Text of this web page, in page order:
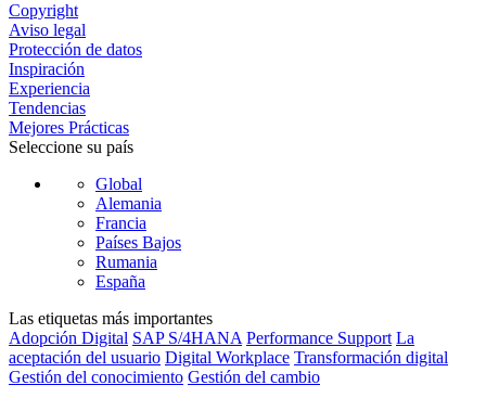
Copyright
Aviso legal
Protección de datos
Inspiración
Experiencia
Tendencias
Mejores Prácticas
Seleccione su país
Global
Alemania
Francia
Países Bajos
Rumania
España
Las etiquetas más importantes
Adopción Digital SAP S/4HANA Performance Support La
aceptación del usuario Digital Workplace Transformación digital
Gestión del conocimiento Gestión del cambio